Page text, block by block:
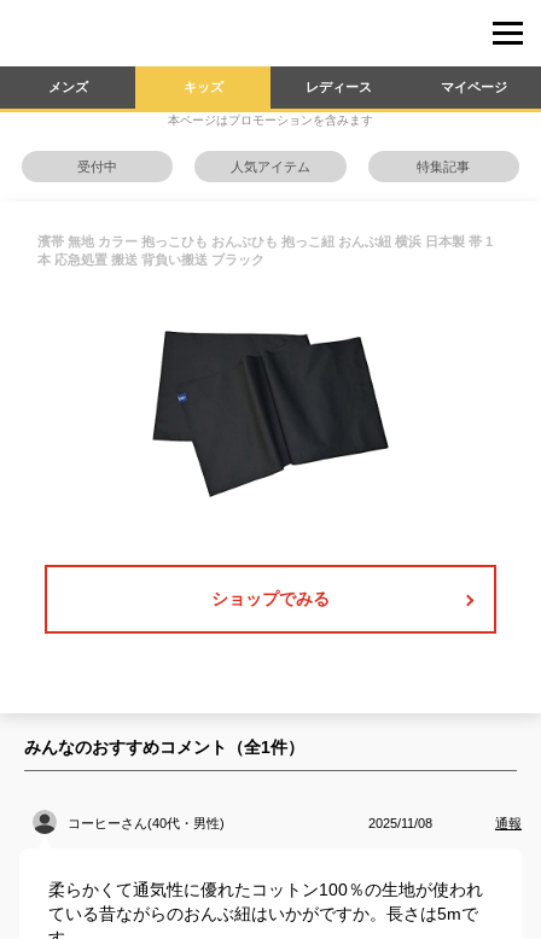
メンズ キッズ レディース マイページ
本ページはプロモーションを含みます
受付中 人気アイテム 特集記事
濱帯 無地 カラー 抱っこひも おんぶひも 抱っこ紐 おんぶ紐 横浜 日本製 帯 1
本 応急処置 搬送 背負い搬送 ブラック
ショップでみる
みんなのおすすめコメント（全1件）
コーヒーさん(40代・男性) 2025/11/08 通報
柔らかくて通気性に優れたコットン100％の生地が使われ
ている昔ながらのおんぶ紐はいかがですか。長さは5mで